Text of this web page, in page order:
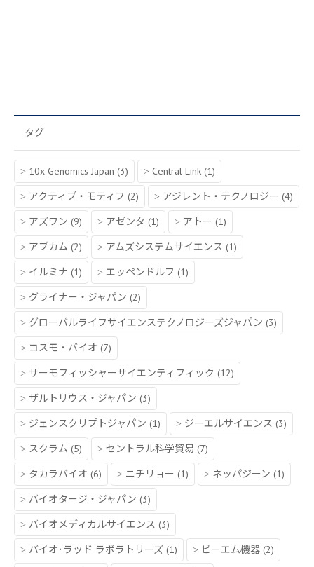
タグ
10x Genomics Japan (3) Central Link (1)
アクティブ・モティフ (2) アジレント・テクノロジー (4)
アズワン (9) アゼンタ (1) アトー (1)
アブカム (2) アムズシステムサイエンス (1)
イルミナ (1) エッペンドルフ (1)
グライナー・ジャパン (2)
グローバルライフサイエンステクノロジーズジャパン (3)
コスモ・バイオ (7)
サーモフィッシャーサイエンティフィック (12)
ザルトリウス・ジャパン (3)
ジェンスクリプトジャパン (1) ジーエルサイエンス (3)
スクラム (5) セントラル科学貿易 (7)
タカラバイオ (6) ニチリョー (1) ネッパジーン (1)
バイオタージ・ジャパン (3)
バイオメディカルサイエンス (3)
バイオ･ラッド ラボラトリーズ (1) ビーエム機器 (2)